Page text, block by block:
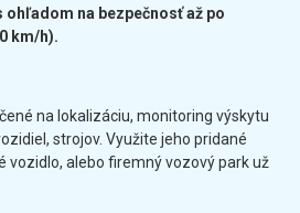
ohľadom na bezpečnosť až po
km/h).
na lokalizáciu, monitoring výskytu
strojov. Využite jeho pridané
vozidlo, alebo firemný vozový park už